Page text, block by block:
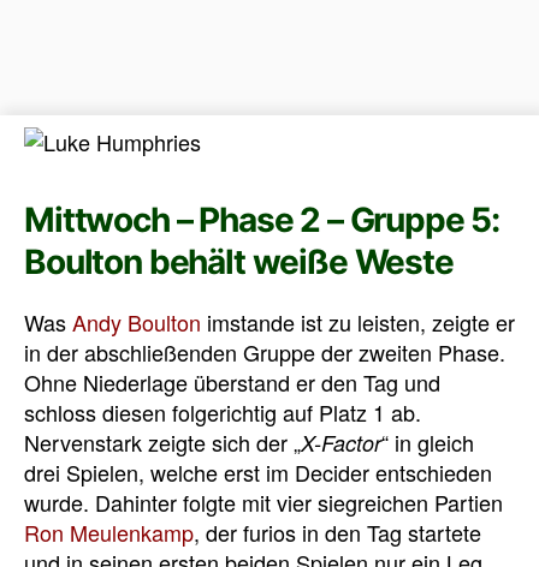
Mittwoch – Phase 2 – Gruppe 5:
Boulton behält weiße Weste
WasAndy Boulton imstande ist zu leisten, zeigte er
in der abschließenden Gruppe der zweiten Phase.
Ohne Niederlage überstand er den Tag und
schloss diesen folgerichtig auf Platz 1 ab.
Nervenstark zeigte sich der „X-Factor“ in gleich
drei Spielen, welche erst im Decider entschieden
wurde. Dahinter folgte mit vier siegreichen Partien
Ron Meulenkamp, der furios in den Tag startete